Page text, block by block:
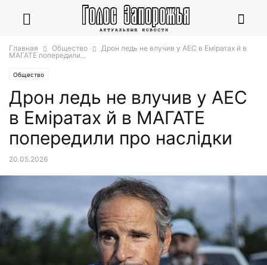
Главная Общество
Дрон ледь не влучив у АЕС в Еміратах й в
МАГАТЕ попередили...
Общество
Дрон ледь не влучив у АЕС
в Еміратах й в МАГАТЕ
попередили про наслідки
20.05.2026